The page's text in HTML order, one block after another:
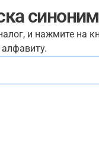
и нажмите на